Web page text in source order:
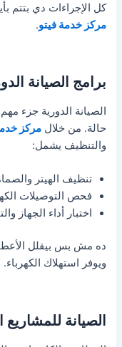
كل الإجراءات دي بتتم
مركز خدمة فيتو.
برامج الصيانة
الصيانة الدورية جزء
حالة. من خلالمركز
والتنظيف يشمل:
تنظيف الهيتر
فحص التوصيلات
اختبار أداء الجهاز
ده مش بس بيقلل
ويوفر استهلاك الكهرباء.
الصيانة للمشاريع